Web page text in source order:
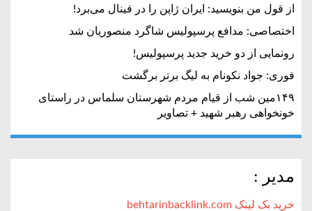
از قول من بنویسید: ایران ژاپن را در فینال می‌برد!
اختصاصی: مدافع پرسپولیس شاگرد منصوریان شد
رونمایی از دو خرید جدید پرسپولیس!
فوری: جواد نکونام به لیگ برتر برگشت
۱۴۹مین شب از قیام مردم شهرستان سلماس در راستای
خونخواهی رهبر شهید + تصاویر
مدیر :
خرید بک لینک behtarinbacklink.com